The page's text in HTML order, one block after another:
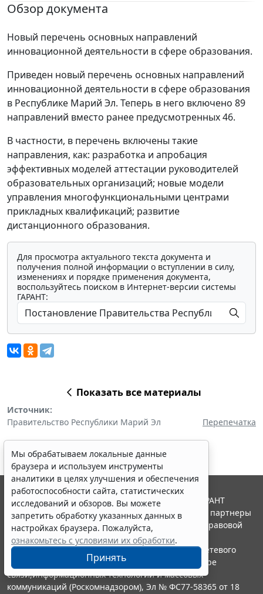
Обзор документа
Новый перечень основных направлений
инновационной деятельности в сфере образования.
Приведен новый перечень основных направлений
инновационной деятельности в сфере образования
в Республике Марий Эл. Теперь в него включено 89
направлений вместо ранее предусмотренных 46.
В частности, в перечень включены такие
направления, как: разработка и апробация
эффективных моделей аттестации руководителей
образовательных организаций; новые модели
управления многофункциональными центрами
прикладных квалификаций; развитие
дистанционного образования.
Для просмотра актуального текста документа и
получения полной информации о вступлении в силу,
изменениях и порядке применения документа,
воспользуйтесь поиском в Интернет-версии системы
ГАРАНТ:
Показать все материалы
Источник:
Правительство Республики Марий Эл
Перепечатка
Мы обрабатываем локальные данные
браузера и используем инструменты
аналитики в целях улучшения и обеспечения
работоспособности сайта, статистических
исследований и обзоров. Вы можете
запретить обработку указанных данных в
настройках браузера. Пожалуйста,
ознакомьтесь с условиями их обработки.
Принять
© ООО "НПП "ГАРАНТ-СЕРВИС", 2026. Система ГАРАНТ
выпускается с 1990 года. Компания "Гарант" и ее партнеры
являются участниками Российской ассоциации правовой
информации ГАРАНТ.
Портал ГАРАНТ.РУ зарегистрирован в качестве сетевого
издания Федеральной службой по надзору в сфере
связи,информационных технологий и массовых
коммуникаций (Роскомнадзором), Эл № ФС77-58365 от 18